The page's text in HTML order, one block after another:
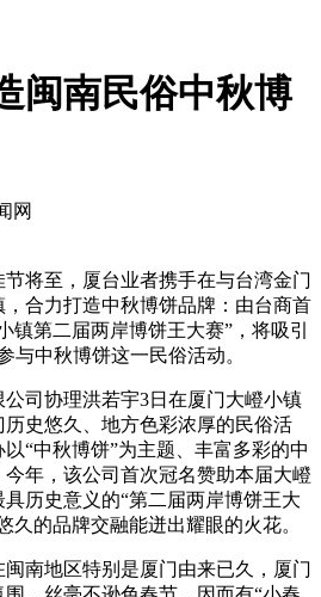
闽南民俗中秋博
网
至，厦台业者携手在与台湾金门
合力打造中秋博饼品牌：由台商首
镇第二届两岸博饼王大赛”，将吸引
与中秋博饼这一民俗活动。
司协理洪若宇3日在厦门大嶝小镇
史悠久、地方色彩浓厚的民俗活
“中秋博饼”为主题、丰富多彩的中
年，该公司首次冠名赞助本届大嶝
历史意义的“第二届两岸博饼王大
久的品牌交融能迸出耀眼的火花。
地区特别是厦门由来已久，厦门